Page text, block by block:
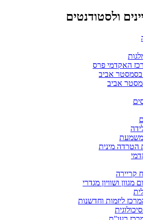
ולסטודנטים
האקדמי פרס
בסמסטר אביב
אביב
משמעת
הטרדה מינית
קריירה
מגוון ושוויון מגדרי